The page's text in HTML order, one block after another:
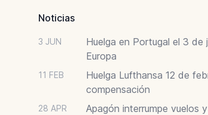
Noticias
3 JUN
Huelga en Portugal el 3
Europa
11 FEB
Huelga Lufthansa 12 de
compensación
28 APR Apagón interrumpe vuelos